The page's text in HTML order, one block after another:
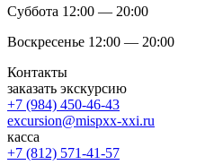
Суббота 12:00 — 20:00
Воскресенье 12:00 — 20:00
Контакты
заказать экскурсию
+7 (984) 450-46-43
excursion@mispxx-xxi.ru
касса
+7 (812) 571-41-57